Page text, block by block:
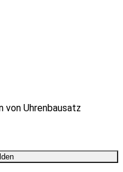
von Uhrenbausatz